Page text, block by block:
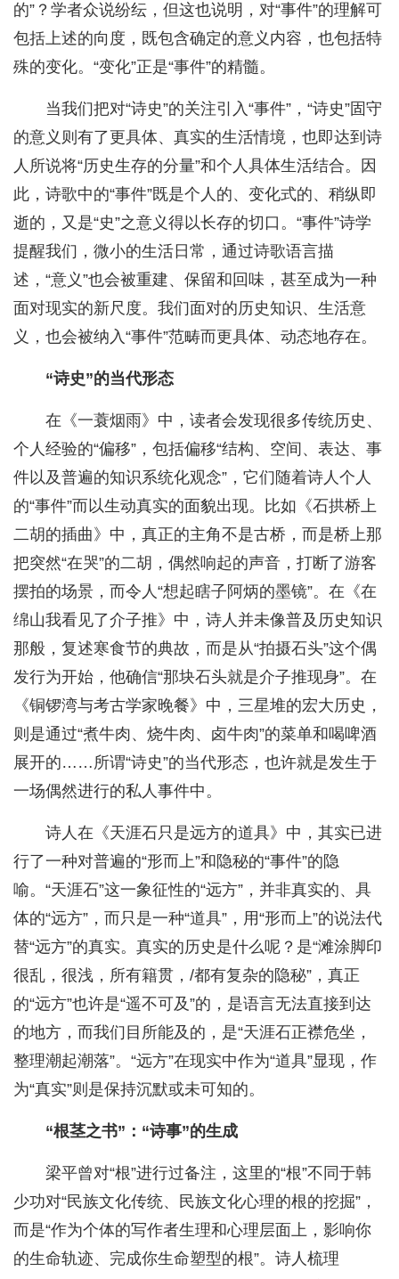
的”？学者众说纷纭，但这也说明，对“事件”的理解可
包括上述的向度，既包含确定的意义内容，也包括特
殊的变化。“变化”正是“事件”的精髓。
当我们把对“诗史”的关注引入“事件”，“诗史”固守
的意义则有了更具体、真实的生活情境，也即达到诗
人所说将“历史生存的分量”和个人具体生活结合。因
此，诗歌中的“事件”既是个人的、变化式的、稍纵即
逝的，又是“史”之意义得以长存的切口。“事件”诗学
提醒我们，微小的生活日常，通过诗歌语言描
述，“意义”也会被重建、保留和回味，甚至成为一种
面对现实的新尺度。我们面对的历史知识、生活意
义，也会被纳入“事件”范畴而更具体、动态地存在。
“诗史”的当代形态
在《一蓑烟雨》中，读者会发现很多传统历史、
个人经验的“偏移”，包括偏移“结构、空间、表达、事
件以及普遍的知识系统化观念”，它们随着诗人个人
的“事件”而以生动真实的面貌出现。比如《石拱桥上
二胡的插曲》中，真正的主角不是古桥，而是桥上那
把突然“在哭”的二胡，偶然响起的声音，打断了游客
摆拍的场景，而令人“想起瞎子阿炳的墨镜”。在《在
绵山我看见了介子推》中，诗人并未像普及历史知识
那般，复述寒食节的典故，而是从“拍摄石头”这个偶
发行为开始，他确信“那块石头就是介子推现身”。在
《铜锣湾与考古学家晚餐》中，三星堆的宏大历史，
则是通过“煮牛肉、烧牛肉、卤牛肉”的菜单和喝啤酒
展开的……所谓“诗史”的当代形态，也许就是发生于
一场偶然进行的私人事件中。
诗人在《天涯石只是远方的道具》中，其实已进
行了一种对普遍的“形而上”和隐秘的“事件”的隐
喻。“天涯石”这一象征性的“远方”，并非真实的、具
体的“远方”，而只是一种“道具”，用“形而上”的说法代
替“远方”的真实。真实的历史是什么呢？是“滩涂脚印
很乱，很浅，所有籍贯，/都有复杂的隐秘”，真正
的“远方”也许是“遥不可及”的，是语言无法直接到达
的地方，而我们目所能及的，是“天涯石正襟危坐，
整理潮起潮落”。“远方”在现实中作为“道具”显现，作
为“真实”则是保持沉默或未可知的。
“根茎之书”：“诗事”的生成
梁平曾对“根”进行过备注，这里的“根”不同于韩
少功对“民族文化传统、民族文化心理的根的挖掘”，
而是“作为个体的写作者生理和心理层面上，影响你
的生命轨迹、完成你生命塑型的根”。诗人梳理